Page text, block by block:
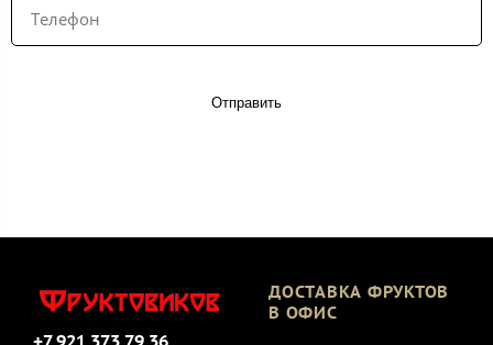
Отправить
ДОСТАВКА ФРУКТОВ
В ОФИС